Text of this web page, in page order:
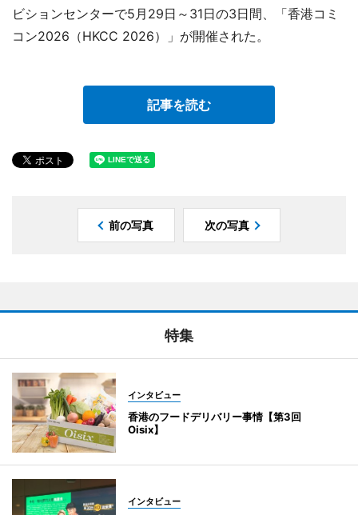
ビションセンターで5月29日～31日の3日間、「香港コミ
コン2026（HKCC 2026）」が開催された。
記事を読む
前の写真 次の写真
特集
インタビュー
香港のフードデリバリー事情【第3回
Oisix】
インタビュー